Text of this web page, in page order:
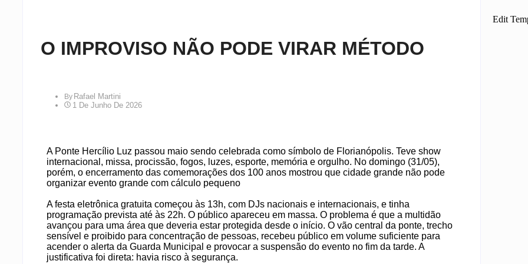
O IMPROVISO NÃO PODE VIRAR MÉTODO
By Rafael Martini
1 De Junho De 2026
A Ponte Hercílio Luz passou maio sendo celebrada como símbolo de Florianópolis. Teve show
internacional, missa, procissão, fogos, luzes, esporte, memória e orgulho. No domingo (31/05),
porém, o encerramento das comemorações dos 100 anos mostrou que cidade grande não pode
organizar evento grande com cálculo pequeno
A festa eletrônica gratuita começou às 13h, com DJs nacionais e internacionais, e tinha
programação prevista até às 22h. O público apareceu em massa. O problema é que a multidão
avançou para uma área que deveria estar protegida desde o início. O vão central da ponte, trecho
sensível e proibido para concentração de pessoas, recebeu público em volume suficiente para
acender o alerta da Guarda Municipal e provocar a suspensão do evento no fim da tarde. A
justificativa foi direta: havia risco à segurança.
Edit